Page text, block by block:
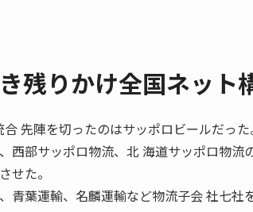
残りかけ全国ネット
先陣を切ったのはサッポロビールだった
西部サッポロ物流、北 海道サッポロ物流
せた。
青葉運輸、名麟運輸など物流子会 社七社